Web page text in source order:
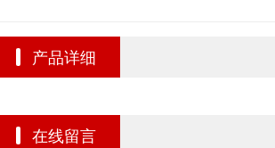
产品详细
在线留言